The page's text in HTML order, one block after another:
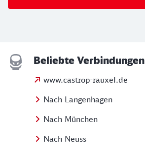
Beliebte Verbindungen
www.castrop-rauxel.de
Nach Langenhagen
Nach München
Nach Neuss